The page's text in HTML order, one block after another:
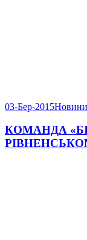
03-Бер-2015Новини
КОМАНДА